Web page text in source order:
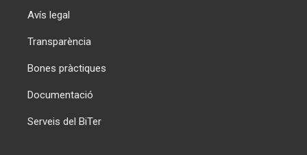
Avís legal
Transparència
Bones pràctiques
Documentació
Serveis del BiTer